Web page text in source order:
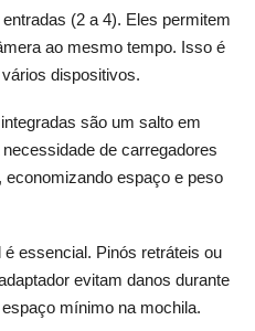
(2 a 4). Eles permitem
ao mesmo tempo. Isso é
dispositivos.
são um salto em
de carregadores
economizando espaço e peso
essencial. Pinós retráteis ou
evitam danos durante
mínimo na mochila.